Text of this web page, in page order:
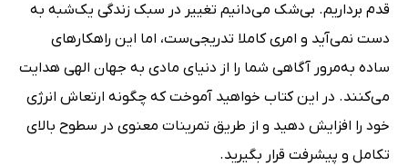
قدم برداریم. بی‌شک می‌دانیم تغییر در سبک زندگی یک‌شبه به
دست نمی‌آید و امری کاملا تدریجی‌ست، اما این راهکارهای
ساده به‌مرور آگاهی شما را از دنیای مادی به جهان الهی هدایت
می‌کنند. در این کتاب خواهید آموخت که چگونه ارتعاش انرژی
خود را افزایش دهید و از طریق تمرینات معنوی در سطوح بالای
تکامل و پیشرفت قرار بگیرید.